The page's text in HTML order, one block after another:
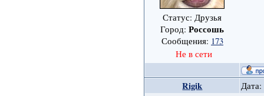
Статус: Друзья
Город:Россошь
Сообщения: 173
Не в сети
Rigik